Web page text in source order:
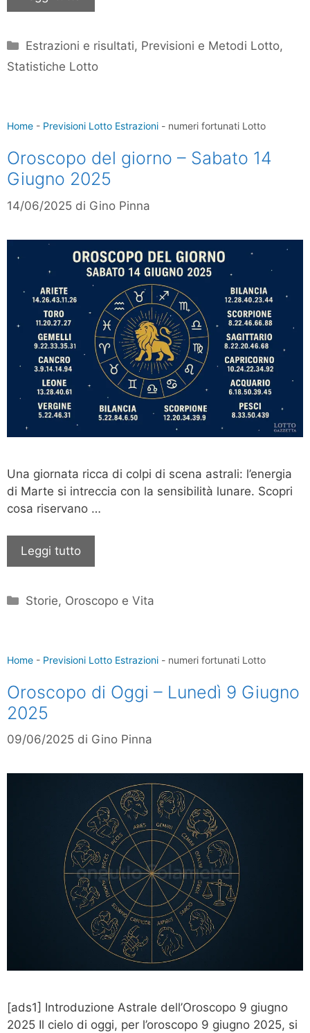
Categorie
Estrazioni e risultati, Previsioni e Metodi Lotto,
Statistiche Lotto
Home - Previsioni Lotto Estrazioni - numeri fortunati Lotto
Oroscopo del giorno – Sabato 14
Giugno 2025
14/06/2025 di Gino Pinna
Una giornata ricca di colpi di scena astrali: l’energia
di Marte si intreccia con la sensibilità lunare. Scopri
cosa riservano …
Leggi tutto
Categorie
Storie, Oroscopo e Vita
Home - Previsioni Lotto Estrazioni - numeri fortunati Lotto
Oroscopo di Oggi – Lunedì 9 Giugno
2025
09/06/2025 di Gino Pinna
[ads1] Introduzione Astrale dell’Oroscopo 9 giugno
2025 Il cielo di oggi, per l’oroscopo 9 giugno 2025, si